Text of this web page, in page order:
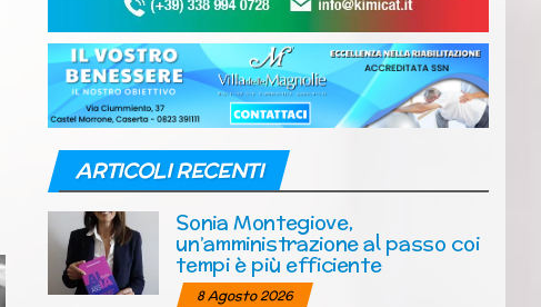
ARTICOLI RECENTI
Sonia Montegiove,
un’amministrazione al passo coi
tempi è più efficiente
8 Agosto 2026